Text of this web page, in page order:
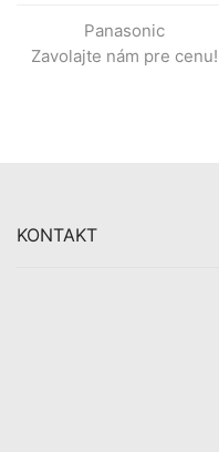
skončila!)
Panasonic
Zavolajte nám pre cenu!
KONTAKT